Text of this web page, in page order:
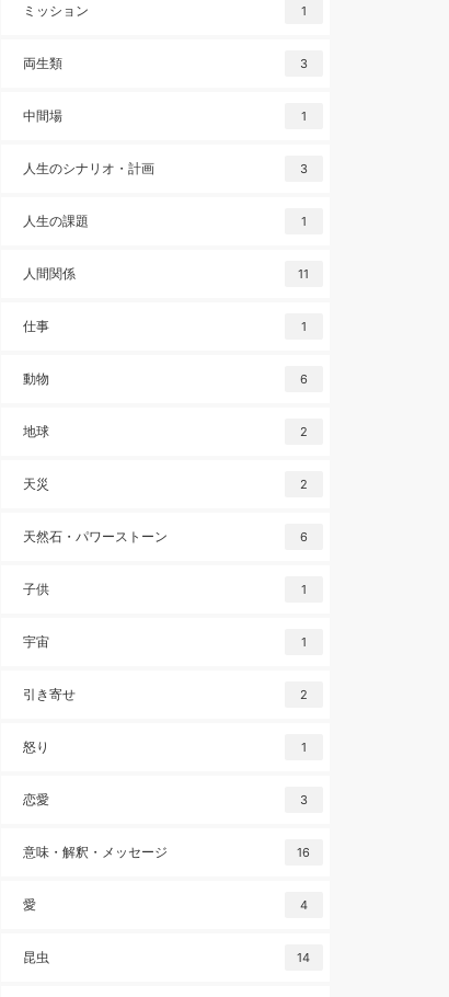
ミッション 1
両生類 3
中間場 1
人生のシナリオ・計画 3
人生の課題 1
人間関係 11
仕事 1
動物 6
地球 2
天災 2
天然石・パワーストーン 6
子供 1
宇宙 1
引き寄せ 2
怒り 1
恋愛 3
意味・解釈・メッセージ 16
愛 4
昆虫 14